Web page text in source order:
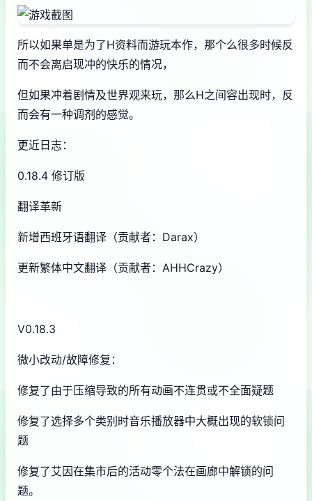
所以如果单是为了H资料而游玩本作，那个么很多时候反
而不会离启现冲的快乐的情况，
但如果冲着剧情及世界观来玩，那么H之间容出现时，反
而会有一种调剂的感觉。
更近日志：
0.18.4 修订版
翻译革新
新增西班牙语翻译（贡献者：Darax）
更新繁体中文翻译（贡献者：AHHCrazy）
V0.18.3
微小改动/故障修复：
修复了由于压缩导致的所有动画不连贯或不全面疑题
修复了选择多个类别时音乐播放器中大概出现的软锁问
题
修复了艾因在集市后的活动零个法在画廊中解锁的问
题。